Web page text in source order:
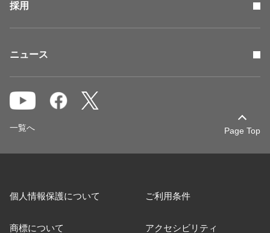
採用
ニュース
Page Top
一覧へ
個人情報保護について ご利用条件
商標について アクセシビリティ